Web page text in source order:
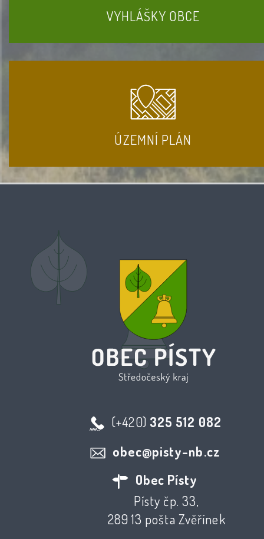
VYHLÁŠKY OBCE
ÚZEMNÍ PLÁN
(+420) 325 512 082
obec@pisty-nb.cz
Obec Písty
Písty čp. 33,
289 13 pošta Zvěřínek